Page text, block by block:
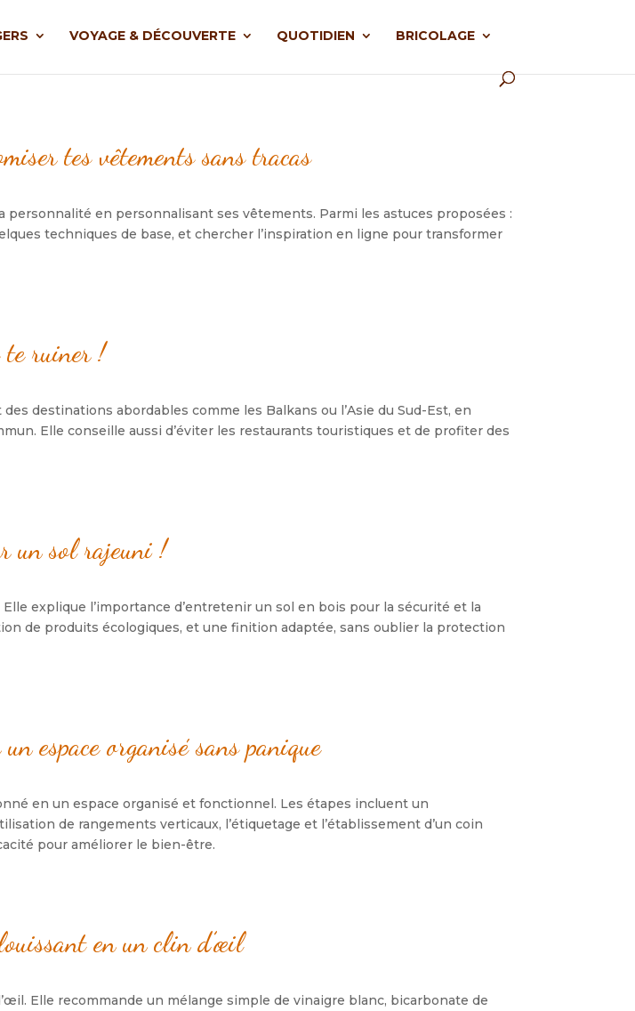
VOYAGE & DÉCOUVERTE QUOTIDIEN BRICOLAGE
tes vêtements sans tracas
personnalité en personnalisant ses vêtements. Parmi les astuces proposées :
techniques de base, et chercher l’inspiration en ligne pour transformer
te ruiner !
destinations abordables comme les Balkans ou l’Asie du Sud-Est, en
Elle conseille aussi d’éviter les restaurants touristiques et de profiter des
un sol rajeuni !
explique l’importance d’entretenir un sol en bois pour la sécurité et la
de produits écologiques, et une finition adaptée, sans oublier la protection
espace organisé sans panique
en un espace organisé et fonctionnel. Les étapes incluent un
de rangements verticaux, l’étiquetage et l’établissement d’un coin
pour améliorer le bien-être.
en un clin d’œil
Elle recommande un mélange simple de vinaigre blanc, bicarbonate de